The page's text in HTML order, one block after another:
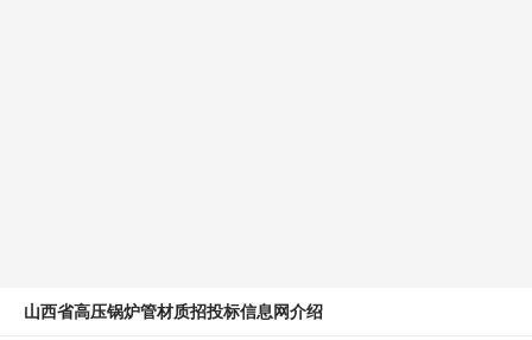
山西省高压锅炉管材质招投标信息网介绍